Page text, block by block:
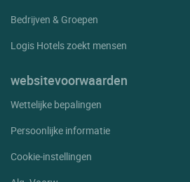
Bedrijven & Groepen
Logis Hotels zoekt mensen
websitevoorwaarden
Wettelijke bepalingen
Persoonlijke informatie
Cookie-instellingen